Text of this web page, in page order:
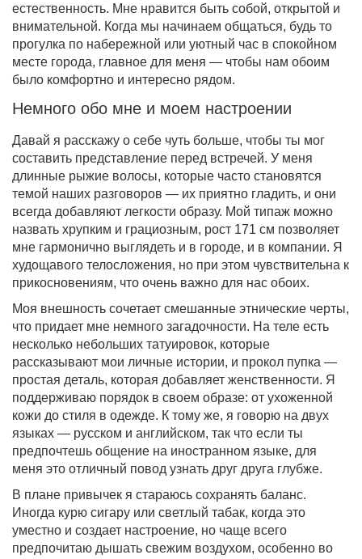
естественность. Мне нравится быть собой, открытой и
внимательной. Когда мы начинаем общаться, будь то
прогулка по набережной или уютный час в спокойном
месте города, главное для меня — чтобы нам обоим
было комфортно и интересно рядом.
Немного обо мне и моем настроении
Давай я расскажу о себе чуть больше, чтобы ты мог
составить представление перед встречей. У меня
длинные рыжие волосы, которые часто становятся
темой наших разговоров — их приятно гладить, и они
всегда добавляют легкости образу. Мой типаж можно
назвать хрупким и грациозным, рост 171 см позволяет
мне гармонично выглядеть и в городе, и в компании. Я
худощавого телосложения, но при этом чувствительна к
прикосновениям, что очень важно для нас обоих.
Моя внешность сочетает смешанные этнические черты,
что придает мне немного загадочности. На теле есть
несколько небольших татуировок, которые
рассказывают мои личные истории, и прокол пупка —
простая деталь, которая добавляет женственности. Я
поддерживаю порядок в своем образе: от ухоженной
кожи до стиля в одежде. К тому же, я говорю на двух
языках — русском и английском, так что если ты
предпочтешь общение на иностранном языке, для
меня это отличный повод узнать друг друга глубже.
В плане привычек я стараюсь сохранять баланс.
Иногда курю сигару или светлый табак, когда это
уместно и создает настроение, но чаще всего
предпочитаю дышать свежим воздухом, особенно во